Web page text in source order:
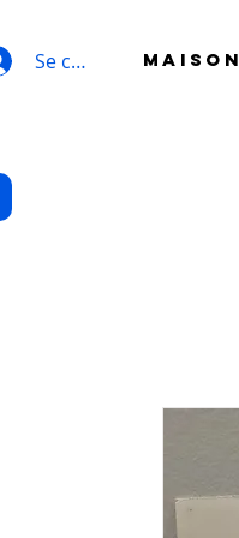
Se connecterMAISON